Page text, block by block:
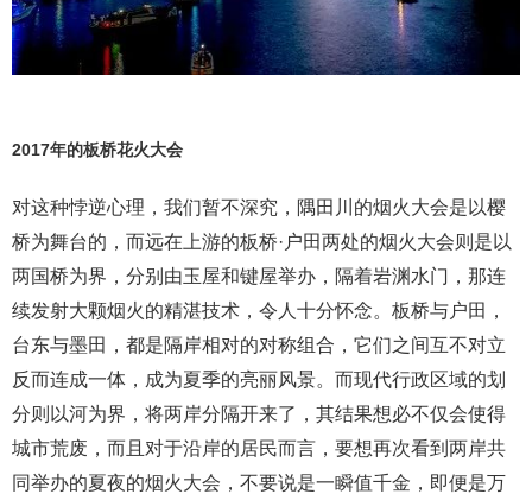
2017年的板桥花火大会
对这种悖逆心理，我们暂不深究，隅田川的烟火大会是以樱
桥为舞台的，而远在上游的板桥·户田两处的烟火大会则是以
两国桥为界，分别由玉屋和键屋举办，隔着岩渊水门，那连
续发射大颗烟火的精湛技术，令人十分怀念。板桥与户田，
台东与墨田，都是隔岸相对的对称组合，它们之间互不对立
反而连成一体，成为夏季的亮丽风景。而现代行政区域的划
分则以河为界，将两岸分隔开来了，其结果想必不仅会使得
城市荒废，而且对于沿岸的居民而言，要想再次看到两岸共
同举办的夏夜的烟火大会，不要说是一瞬值千金，即便是万